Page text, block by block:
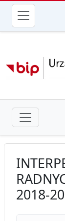
przejdź do
2018-